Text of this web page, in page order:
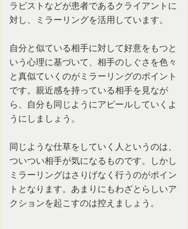
ラピストなどが患者であるクライアントに
対し、ミラーリングを活用しています。
自分と似ている相手に対して好意をもつと
いう心理に基づいて、相手のしぐさを色々
と真似ていくのがミラーリングのポイント
です。親近感を持っている相手を見なが
ら、自分も同じようにアピールしていくよ
うにしましょう。
同じような仕草をしていく人というのは、
ついつい相手が気になるものです。しかし
ミラーリングはさりげなく行うのがポイン
トとなります。あまりにもわざとらしいア
クションを起こすのは控えましょう。